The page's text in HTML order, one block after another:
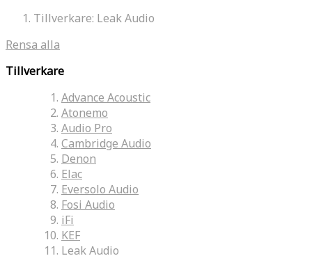
Tillverkare: Leak Audio
Rensa alla
Tillverkare
Advance Acoustic
Atonemo
Audio Pro
Cambridge Audio
Denon
Elac
Eversolo Audio
Fosi Audio
iFi
KEF
Leak Audio